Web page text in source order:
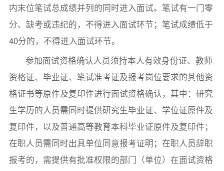
内末位笔试总成绩并列的同时进入面试。笔试有一门零
分、缺考或违纪的，不得进入面试环节；笔试成绩低于
40分的，不得进入面试环节。
参加面试资格确认人员须持本人有效身份证、教师
资格证、毕业证、笔试准考证及报考岗位要求的其他资
格证书等原件及复印件进行面试资格确认，其中：研究
生学历的人员需同时提供研究生毕业证、学位证原件及
复印件，以及普通高等教育本科毕业证原件及复印件；
在职人员需同时出具单位同意报考证明；在职人员辞职
报考的，需提供有批准权限的部门（单位）在面试资格